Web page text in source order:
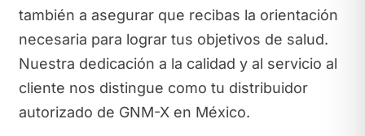
también a asegurar que recibas la orientación
necesaria para lograr tus objetivos de salud.
Nuestra dedicación a la calidad y al servicio al
cliente nos distingue como tu distribuidor
autorizado de GNM-X en México.